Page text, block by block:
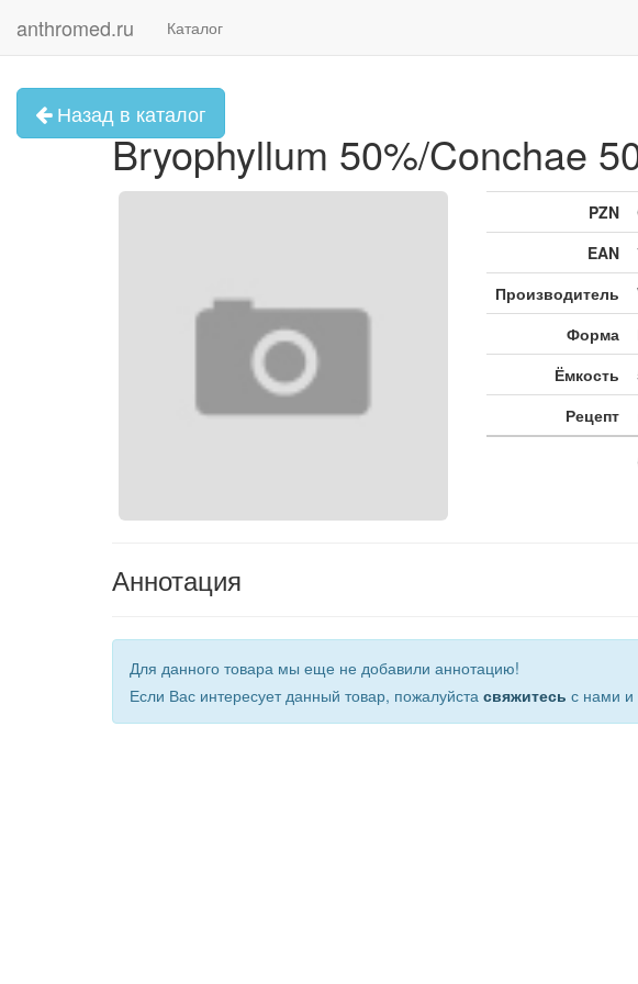
anthromed.ru Каталог
Назад в каталог
Bryophyllum 50%/Conchae
PZN
EAN
Производитель
Форма
Ёмкость
Рецепт
Аннотация
Для данного товара мы еще не добавили аннотацию!
Если Вас интересует данный товар, пожалуйста свяжитесь с нами и